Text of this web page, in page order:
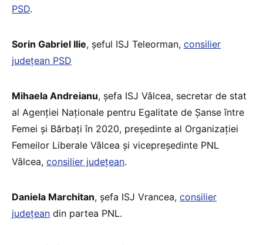
PSD.
Sorin Gabriel Ilie, șeful ISJ Teleorman, consilier
județean PSD
Mihaela Andreianu, șefa ISJ Vâlcea, secretar de stat
al Agenţiei Naţionale pentru Egalitate de Şanse între
Femei şi Bărbaţi în 2020, preşedinte al Organizației
Femeilor Liberale Vâlcea şi vicepreşedinte PNL
Vâlcea, consilier judeţean.
Daniela Marchitan, șefa ISJ Vrancea, consilier
județean din partea PNL.